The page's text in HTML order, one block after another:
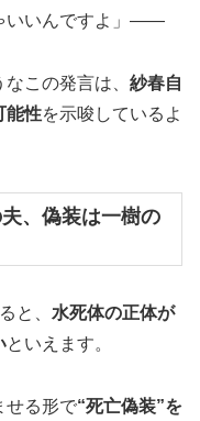
いいんですよ」――
この発言は、 紗春自
能性を示唆しているよ
、偽装は一樹の
と、 水死体の正体が
といえます。
せる形で“死亡偽装”を